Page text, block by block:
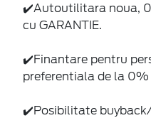
✔️Autoutilitara noua,
cu GARANTIE.
✔️Finantare pentru
preferentiala de la 0%
✔️Posibilitate